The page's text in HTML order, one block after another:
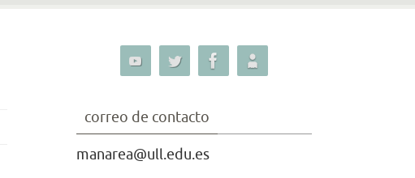
correo de contacto
manarea@ull.edu.es